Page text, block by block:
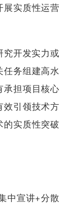
展实质性运营
开发实力或
任务组建高水
承担项目核心
效引领技术方
的实质性突破
中宣讲+分散